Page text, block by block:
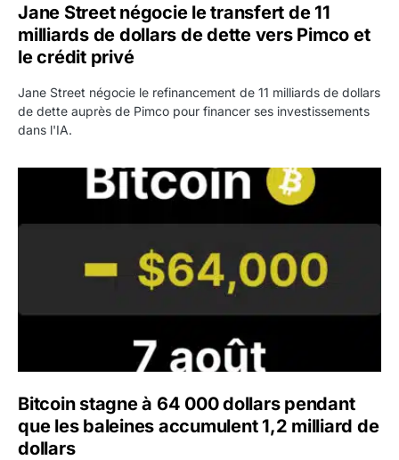
Jane Street négocie le transfert de 11
milliards de dollars de dette vers Pimco et
le crédit privé
Jane Street négocie le refinancement de 11 milliards de dollars
de dette auprès de Pimco pour financer ses investissements
dans l'IA.
Bitcoin stagne à 64 000 dollars pendant que les
Bitcoin stagne à 64 000 dollars pendant
que les baleines accumulent 1,2 milliard de
dollars